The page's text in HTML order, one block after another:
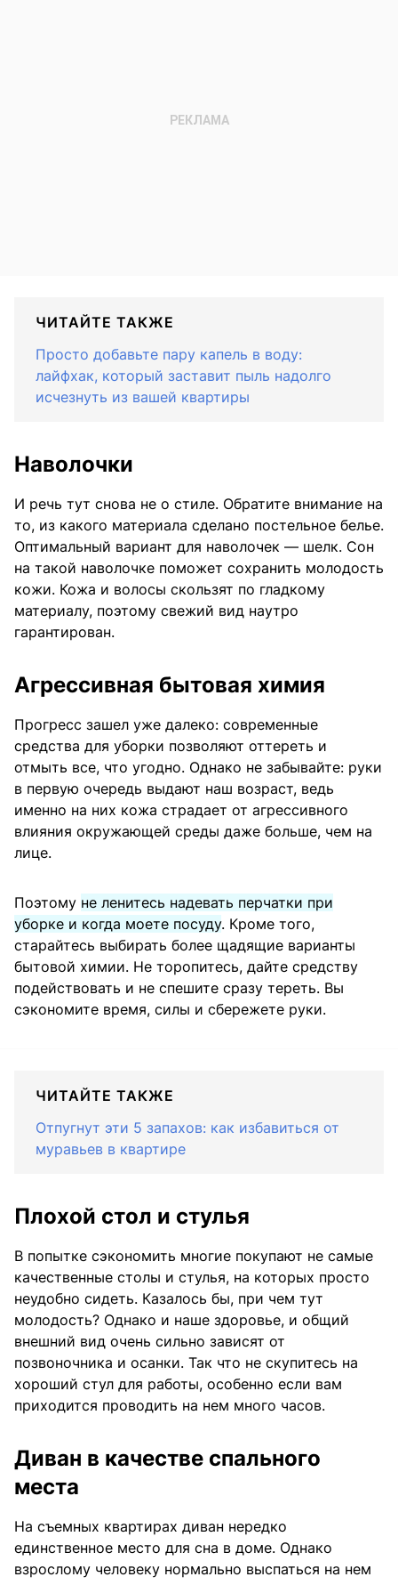
ЧИТАЙТЕ ТАКЖЕ
Просто добавьте пару капель в воду:
лайфхак, который заставит пыль надолго
исчезнуть из вашей квартиры
Наволочки
И речь тут снова не о стиле. Обратите внимание на
то, из какого материала сделано постельное белье.
Оптимальный вариант для наволочек — шелк. Сон
на такой наволочке поможет сохранить молодость
кожи. Кожа и волосы скользят по гладкому
материалу, поэтому свежий вид наутро
гарантирован.
Агрессивная бытовая химия
Прогресс зашел уже далеко: современные
средства для уборки позволяют оттереть и
отмыть все, что угодно. Однако не забывайте: руки
в первую очередь выдают наш возраст, ведь
именно на них кожа страдает от агрессивного
влияния окружающей среды даже больше, чем на
лице.
Поэтому не ленитесь надевать перчатки при
уборке и когда моете посуду. Кроме того,
старайтесь выбирать более щадящие варианты
бытовой химии. Не торопитесь, дайте средству
подействовать и не спешите сразу тереть. Вы
сэкономите время, силы и сбережете руки.
ЧИТАЙТЕ ТАКЖЕ
Отпугнут эти 5 запахов: как избавиться от
муравьев в квартире
Плохой стол и стулья
В попытке сэкономить многие покупают не самые
качественные столы и стулья, на которых просто
неудобно сидеть. Казалось бы, при чем тут
молодость? Однако и наше здоровье, и общий
внешний вид очень сильно зависят от
позвоночника и осанки. Так что не скупитесь на
хороший стул для работы, особенно если вам
приходится проводить на нем много часов.
Диван в качестве спального
места
На съемных квартирах диван нередко
единственное место для сна в доме. Однако
взрослому человеку нормально выспаться на нем